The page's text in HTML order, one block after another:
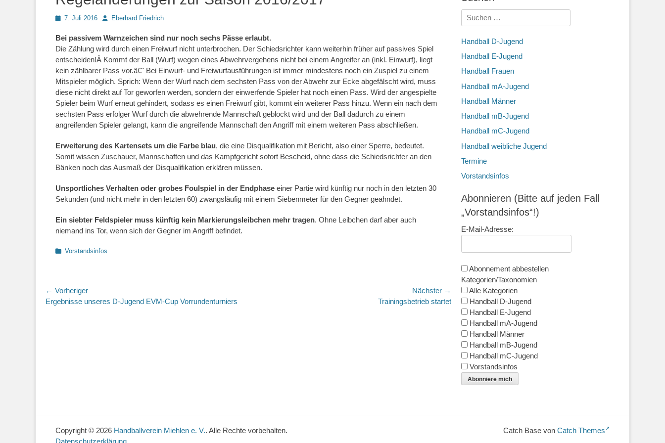
Posted7. Juli 2016 AutorEberhard Friedrich
Bei passivem Warnzeichen sind nur noch sechs Pässe erlaubt.
Die Zählung wird durch einen Freiwurf nicht unterbrochen. Der Schiedsrichter kann weiterhin früher auf passives Spiel
entscheiden!Â Kommt der Ball (Wurf) wegen eines Abwehrvergehens nicht bei einem Angreifer an (inkl. Einwurf), liegt
kein zählbarer Pass vor.â€¨ Bei Einwurf- und Freiwurfausführungen ist immer mindestens noch ein Zuspiel zu einem
Mitspieler möglich. Sprich: Wenn der Wurf nach dem sechsten Pass von der Abwehr zur Ecke abgefälscht wird, muss
diese nicht direkt auf Tor geworfen werden, sondern der einwerfende Spieler hat noch einen Pass. Wird der angespielte
Spieler beim Wurf erneut gehindert, sodass es einen Freiwurf gibt, kommt ein weiterer Pass hinzu. Wenn ein nach dem
sechsten Pass erfolger Wurf durch die abwehrende Mannschaft geblockt wird und der Ball dadurch zu einem
angreifenden Spieler gelangt, kann die angreifende Mannschaft den Angriff mit einem weiteren Pass abschließen.
Erweiterung des Kartensets um die Farbe blau, die eine Disqualifikation mit Bericht, also einer Sperre, bedeutet.
Somit wissen Zuschauer, Mannschaften und das Kampfgericht sofort Bescheid, ohne dass die Schiedsrichter an den
Bänken noch das Ausmaß der Disqualifikation erklären müssen.
Unsportliches Verhalten oder grobes Foulspiel in der Endphase einer Partie wird künftig nur noch in den letzten 30
Sekunden (und nicht mehr in den letzten 60) zwangsläufig mit einem Siebenmeter für den Gegner geahndet.
Ein siebter Feldspieler muss künftig kein Markierungsleibchen mehr tragen. Ohne Leibchen darf aber auch
niemand ins Tor, wenn sich der Gegner im Angriff befindet.
Kategorien
Vorstandsinfos
Beitragsnavigation
← Vorheriger
Vorheriger
Ergebnisse unseres D-Jugend EVM-Cup Vorrundenturniers
Nächster →
Trainingsbetrieb startet
Suchen
nach:
Handball D-Jugend
Handball E-Jugend
Handball Frauen
Handball mA-Jugend
Handball Männer
Handball mB-Jugend
Handball mC-Jugend
Handball weibliche Jugend
Termine
Vorstandsinfos
Abonnieren (Bitte auf jeden Fall
„Vorstandsinfos“!)
E-Mail-Adresse:
Abonnement abbestellen
Kategorien/Taxonomien
Alle Kategorien
Handball D-Jugend
Handball E-Jugend
Handball mA-Jugend
Handball Männer
Handball mB-Jugend
Handball mC-Jugend
Vorstandsinfos
Abonniere mich
Copyright © 2026 Handballverein Miehlen e. V.. Alle Rechte vorbehalten.
Datenschutzerklärung
Catch Base von Catch Themes